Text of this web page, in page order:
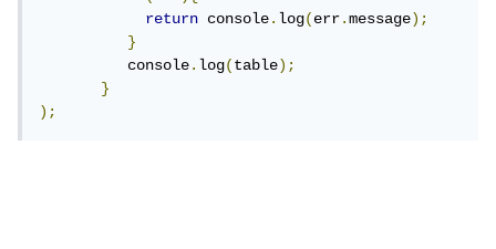
return console.log(err.message);
}
          console
.log(table);
}
);